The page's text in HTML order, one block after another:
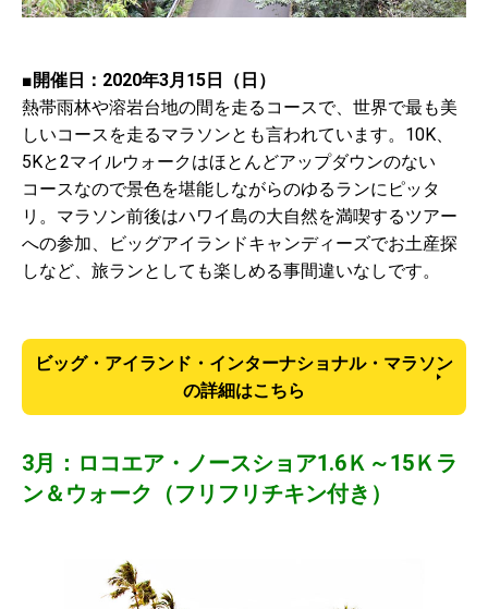
■開催日：2020年3月15日（日）
熱帯雨林や溶岩台地の間を走るコースで、世界で最も美
しいコースを走るマラソンとも言われています。10K、
5Kと2マイルウォークはほとんどアップダウンのない
コースなので景色を堪能しながらのゆるランにピッタ
リ。マラソン前後はハワイ島の大自然を満喫するツアー
への参加、ビッグアイランドキャンディーズでお土産探
しなど、旅ランとしても楽しめる事間違いなしです。
ビッグ・アイランド・インターナショナル・マラソン
の詳細はこちら
3月：ロコエア・ノースショア1.6Ｋ～15Ｋラ
ン＆ウォーク（フリフリチキン付き）